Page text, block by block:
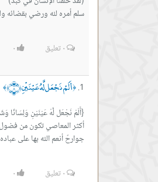
سلم أمره لله ورضي بقضائه
٠تعليق ٠
﴿أَلَمْ نَجْعَل لَّهُ عَيْنَيْنِ ﴿٨﴾ ﴾
جوارحٌ أنعم الله بها على
٠تعليق ٠